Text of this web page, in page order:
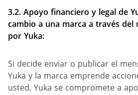
3.2. Apoyo financiero y legal de
cambio a una marca a través del
por Yuka:
Si decide enviar o publicar el
Yuka y la marca emprende
usted, Yuka se compromete a